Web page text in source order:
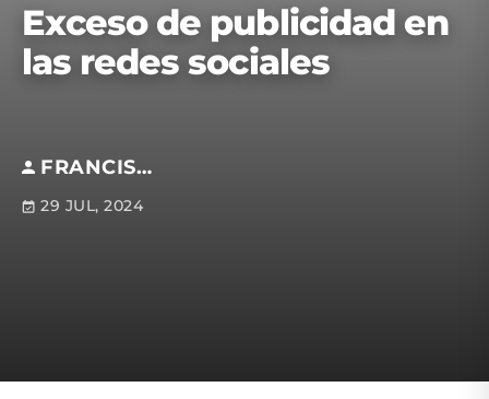
Exceso de publicidad en
las redes sociales
FRANCISCO JAVIER GARCÍA CHÁVEZ
29 JUL, 2024